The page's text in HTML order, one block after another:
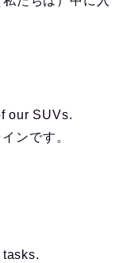
our SUVs.
ンです。